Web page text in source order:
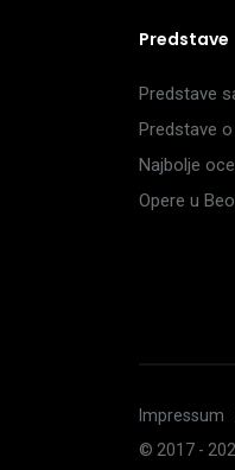
Predstave
Predstave
Predstave
Najbolje
Opere u
Impressum
© 2017 -